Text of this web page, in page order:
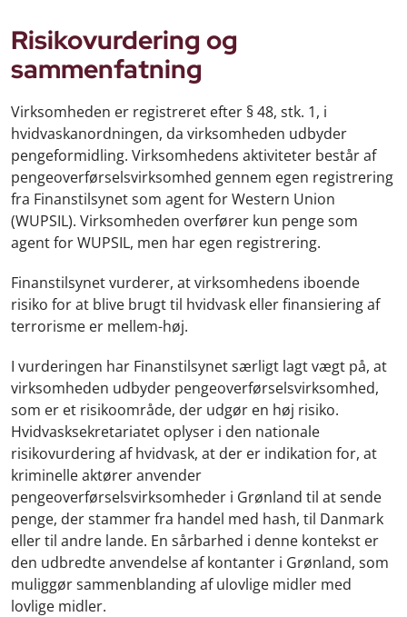
Risikovurdering og
sammenfatning
Virksomheden er registreret efter § 48, stk. 1, i
hvidvaskanordningen, da virksomheden udbyder
pengeformidling. Virksomhedens aktiviteter består af
pengeoverførselsvirksomhed gennem egen registrering
fra Finanstilsynet som agent for Western Union
(WUPSIL). Virksomheden overfører kun penge som
agent for WUPSIL, men har egen registrering.
Finanstilsynet vurderer, at virksomhedens iboende
risiko for at blive brugt til hvidvask eller finansiering af
terrorisme er mellem-høj.
I vurderingen har Finanstilsynet særligt lagt vægt på, at
virksomheden udbyder pengeoverførselsvirksomhed,
som er et risikoområde, der udgør en høj risiko.
Hvidvasksekretariatet oplyser i den nationale
risikovurdering af hvidvask, at der er indikation for, at
kriminelle aktører anvender
pengeoverførselsvirksomheder i Grønland til at sende
penge, der stammer fra handel med hash, til Danmark
eller til andre lande. En sårbarhed i denne kontekst er
den udbredte anvendelse af kontanter i Grønland, som
muliggør sammenblanding af ulovlige midler med
lovlige midler.